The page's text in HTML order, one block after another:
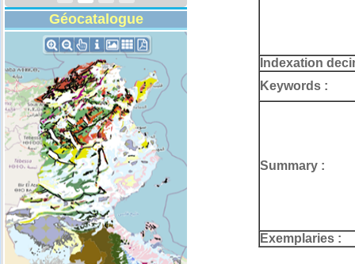
Géocatalogue
Indexation
Keywords :
Summary :
Exemplaries :